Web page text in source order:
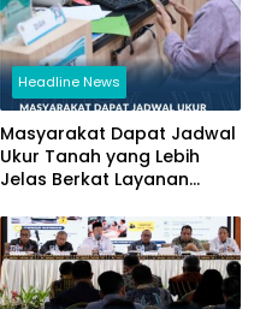
Headline News
Masyarakat Dapat Jadwal
Ukur Tanah yang Lebih
Jelas Berkat Layanan